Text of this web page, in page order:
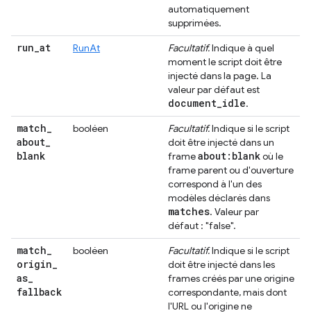
automatiquement
supprimées.
run_at RunAt Facultatif.Indique à quel
moment le script doit être
injecté dans la page. La
valeur par défaut est
document_idle.
match_
about_
blank
booléen Facultatif.Indique si le script
doit être injecté dans un
frameabout:blankoù le
frame parent ou d'ouverture
correspond à l'un des
modèles déclarés dans
matches. Valeur par
défaut : "false".
match_
origin_
as_
fallback
booléen Facultatif.Indique si le script
doit être injecté dans les
frames créés par une origine
correspondante, mais dont
l'URL ou l'origine ne